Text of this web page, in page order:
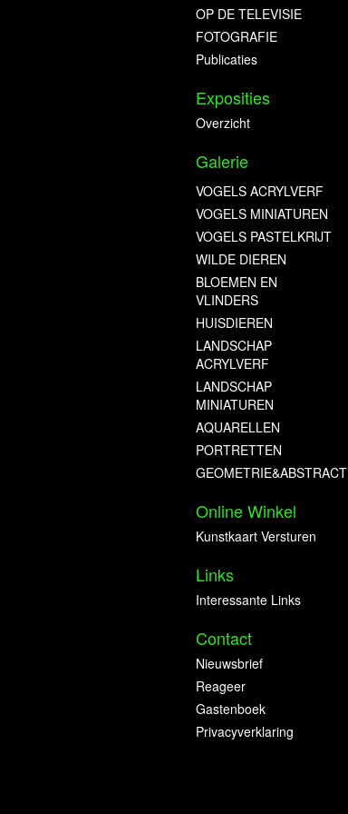
OP DE TELEVISIE
FOTOGRAFIE
Publicaties
Exposities
Overzicht
Galerie
VOGELS ACRYLVERF
VOGELS MINIATUREN
VOGELS PASTELKRIJT
WILDE DIEREN
BLOEMEN EN
VLINDERS
HUISDIEREN
LANDSCHAP
ACRYLVERF
LANDSCHAP
MINIATUREN
AQUARELLEN
PORTRETTEN
GEOMETRIE&ABSTRACT
Online Winkel
Kunstkaart Versturen
Links
Interessante Links
Contact
Nieuwsbrief
Reageer
Gastenboek
Privacyverklaring